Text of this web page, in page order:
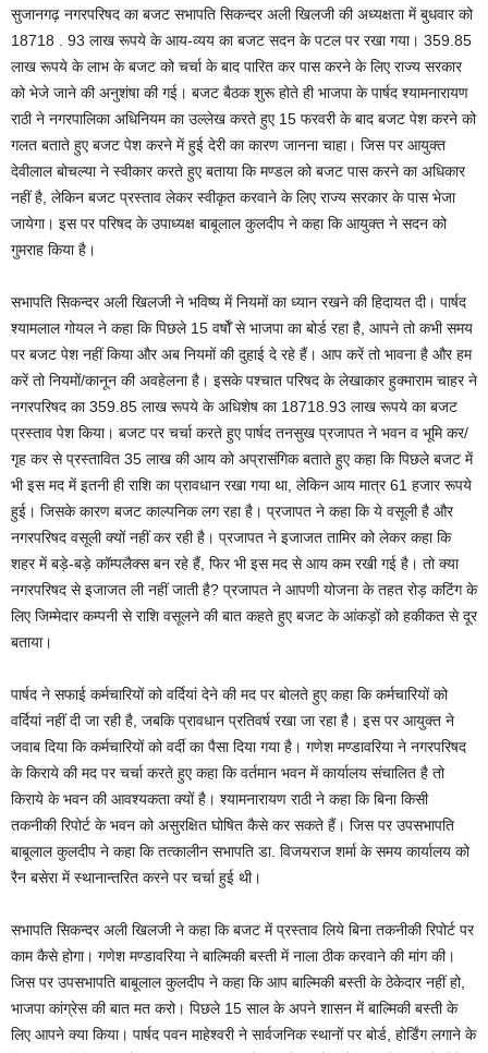
सुजानगढ़ नगरपरिषद का बजट सभापति सिकन्दर अली खिलजी की अध्यक्षता में बुधवार को
18718 . 93 लाख रूपये के आय-व्यय का बजट सदन के पटल पर रखा गया। 359.85
लाख रूपये के लाभ के बजट को चर्चा के बाद पारित कर पास करने के लिए राज्य सरकार
को भेजे जाने की अनुशंषा की गई। बजट बैठक शुरू होते ही भाजपा के पार्षद श्यामनारायण
राठी ने नगरपालिका अधिनियम का उल्लेख करते हुए 15 फरवरी के बाद बजट पेश करने को
गलत बताते हुए बजट पेश करने में हुई देरी का कारण जानना चाहा। जिस पर आयुक्त
देवीलाल बोचल्या ने स्वीकार करते हुए बताया कि मण्डल को बजट पास करने का अधिकार
नहीं है, लेकिन बजट प्रस्ताव लेकर स्वीकृत करवाने के लिए राज्य सरकार के पास भेजा
जायेगा। इस पर परिषद के उपाध्यक्ष बाबूलाल कुलदीप ने कहा कि आयुक्त ने सदन को
गुमराह किया है।
सभापति सिकन्दर अली खिलजी ने भविष्य में नियमों का ध्यान रखने की हिदायत दी। पार्षद
श्यामलाल गोयल ने कहा कि पिछले 15 वर्षोँ से भाजपा का बोर्ड रहा है, आपने तो कभी समय
पर बजट पेश नहीं किया और अब नियमों की दुहाई दे रहे हैं। आप करें तो भावना है और हम
करें तो नियमों/कानून की अवहेलना है। इसके पश्चात परिषद के लेखाकार हुक्माराम चाहर ने
नगरपरिषद का 359.85 लाख रूपये के अधिशेष का 18718.93 लाख रूपये का बजट
प्रस्ताव पेश किया। बजट पर चर्चा करते हुए पार्षद तनसुख प्रजापत ने भवन व भूमि कर/
गृह कर से प्रस्तावित 35 लाख की आय को अप्रासंगिक बताते हुए कहा कि पिछले बजट में
भी इस मद में इतनी ही राशि का प्रावधान रखा गया था, लेकिन आय मात्र 61 हजार रूपये
हुई। जिसके कारण बजट काल्पनिक लग रहा है। प्रजापत ने कहा कि ये वसूली है और
नगरपरिषद वसूली क्यों नहीं कर रही है। प्रजापत ने इजाजत तामिर को लेकर कहा कि
शहर में बड़े-बड़े कॉम्पलैक्स बन रहे हैं, फिर भी इस मद से आय कम रखी गई है। तो क्या
नगरपरिषद से इजाजत ली नहीं जाती है? प्रजापत ने आपणी योजना के तहत रोड़ कटिंग के
लिए जिम्मेदार कम्पनी से राशि वसूलने की बात कहते हुए बजट के आंकड़ों को हकीकत से दूर
बताया।
पार्षद ने सफाई कर्मचारियों को वर्दियां देने की मद पर बोलते हुए कहा कि कर्मचारियों को
वर्दियां नहीं दी जा रही है, जबकि प्रावधान प्रतिवर्ष रखा जा रहा है। इस पर आयुक्त ने
जवाब दिया कि कर्मचारियों को वर्दी का पैसा दिया गया है। गणेश मण्डावरिया ने नगरपरिषद
के किराये की मद पर चर्चा करते हुए कहा कि वर्तमान भवन में कार्यालय संचालित है तो
किराये के भवन की आवश्यकता क्यों है। श्यामनारायण राठी ने कहा कि बिना किसी
तकनीकी रिपोर्ट के भवन को असुरक्षित घोषित कैसे कर सकते हैं। जिस पर उपसभापति
बाबूलाल कुलदीप ने कहा कि तत्कालीन सभापति डा. विजयराज शर्मा के समय कार्यालय को
रैन बसेरा में स्थानान्तरित करने पर चर्चा हुई थी।
सभापति सिकन्दर अली खिलजी ने कहा कि बजट में प्रस्ताव लिये बिना तकनीकी रिपोर्ट पर
काम कैसे होगा। गणेश मण्डावरिया ने बाल्मिकी बस्ती में नाला ठीक करवाने की मांग की।
जिस पर उपसभापति बाबूलाल कुलदीप ने कहा कि आप बाल्मिकी बस्ती के ठेकेदार नहीं हो,
भाजपा कांग्रेस की बात मत करो। पिछले 15 साल के अपने शासन में बाल्मिकी बस्ती के
लिए आपने क्या किया। पार्षद पवन माहेश्वरी ने सार्वजनिक स्थानों पर बोर्ड, होर्डिंग लगाने के